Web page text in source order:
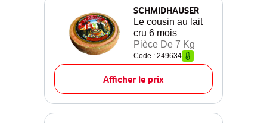
SCHMIDHAUSER
Le cousin au lait
cru 6 mois
Pièce De 7 Kg
Code : 249634
Afficher le prix